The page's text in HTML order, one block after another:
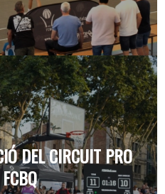
DEL CIRCUIT PRO